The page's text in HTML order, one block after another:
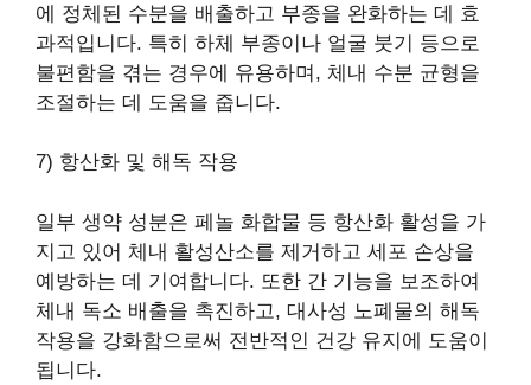
에 정체된 수분을 배출하고 부종을 완화하는 데 효
과적입니다. 특히 하체 부종이나 얼굴 붓기 등으로
불편함을 겪는 경우에 유용하며, 체내 수분 균형을
조절하는 데 도움을 줍니다.
7) 항산화 및 해독 작용
일부 생약 성분은 페놀 화합물 등 항산화 활성을 가
지고 있어 체내 활성산소를 제거하고 세포 손상을
예방하는 데 기여합니다. 또한 간 기능을 보조하여
체내 독소 배출을 촉진하고, 대사성 노폐물의 해독
작용을 강화함으로써 전반적인 건강 유지에 도움이
됩니다.